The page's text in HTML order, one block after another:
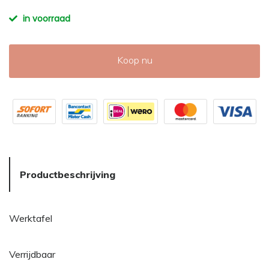
in voorraad
Koop nu
Productbeschrijving
Werktafel
Verrijdbaar